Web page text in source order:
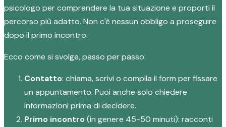
psicologo per comprendere la tua situazione e proporti il
percorso più adatto. Non c'è nessun obbligo a proseguire
dopo il primo incontro.
Ecco come si svolge, passo per passo:
Contatto: chiama, scrivi o compila il form per fissare
un appuntamento. Puoi anche solo chiedere
informazioni prima di decidere.
Primo incontro(in genere 45-50 minuti): racconti